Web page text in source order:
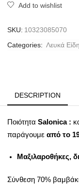
Add to wishlist
SKU: 10323085070
Categories: Λευκά Είδη
DESCRIPTION
Ποιότητα Salonica :
παράγουμε από το
Μαξιλαροθήκες,
Σύνθεση 70%